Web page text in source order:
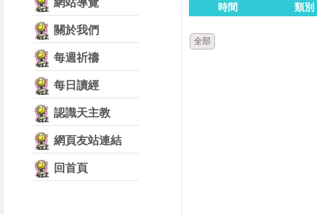
網站導覽
關於我們
每週祈禱
每日讀經
認識天主教
網頁友站連結
回首頁
時間 類別
全部